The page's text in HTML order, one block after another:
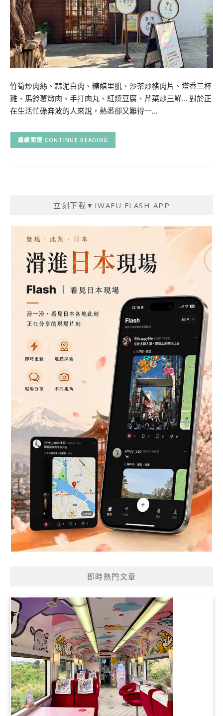
竹筍炒肉絲、蒜泥白肉、糖醋里肌、沙茶炒豬肉片、塔香三杯
雞、馬鈴薯燉肉、手打肉丸、紅燒豆腐、芹菜炒三鮮… 對於正
在生活忙碌奔波的人來說，熟悉卻又難得一…
CONTINUE READING
立刻下載▼IWAFU FLASH APP
即時熱門文章